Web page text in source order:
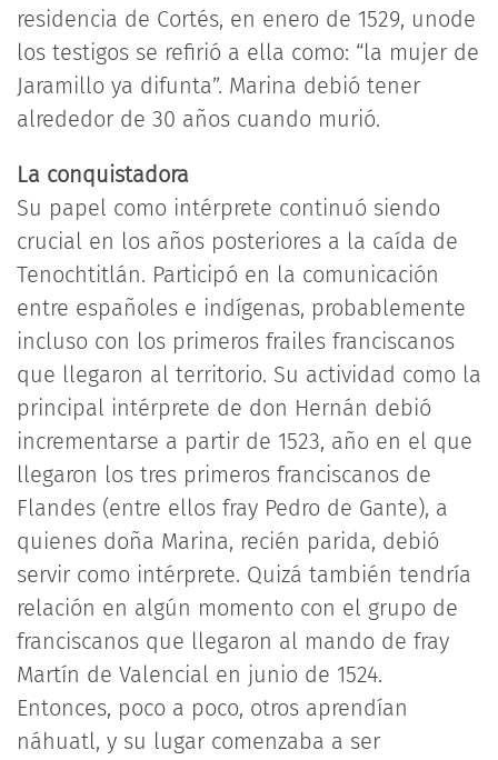
residencia de Cortés, en enero de 1529, unode
los testigos se refirió a ella como: “la mujer de
Jaramillo ya difunta”. Marina debió tener
alrededor de 30 años cuando murió.
La conquistadora
Su papel como intérprete continuó siendo
crucial en los años posteriores a la caída de
Tenochtitlán. Participó en la comunicación
entre españoles e indígenas, probablemente
incluso con los primeros frailes franciscanos
que llegaron al territorio. Su actividad como la
principal intérprete de don Hernán debió
incrementarse a partir de 1523, año en el que
llegaron los tres primeros franciscanos de
Flandes (entre ellos fray Pedro de Gante), a
quienes doña Marina, recién parida, debió
servir como intérprete. Quizá también tendría
relación en algún momento con el grupo de
franciscanos que llegaron al mando de fray
Martín de Valencial en junio de 1524.
Entonces, poco a poco, otros aprendían
náhuatl, y su lugar comenzaba a ser